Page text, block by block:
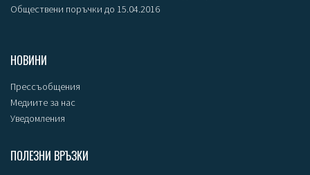
Обществени поръчки до 15.04.2016
НОВИНИ
Прессъобщения
Медиите за нас
Уведомления
ПОЛЕЗНИ ВРЪЗКИ